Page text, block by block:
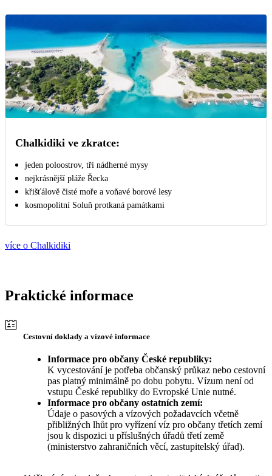
Chalkidiki ve zkratce:
jeden poloostrov, tři nádherné mysy
nejkrásnější pláže Řecka
křišťálově čisté moře a voňavé borové lesy
kosmopolitní Soluň protkaná památkami
více o Chalkidiki
Praktické informace
Cestovní doklady a vízové informace
Informace pro občany České republiky:
K vycestování je potřeba občanský průkaz nebo cestovní
pas platný minimálně po dobu pobytu. Vízum není od
vstupu České republiky do Evropské Unie nutné.
Informace pro občany ostatních zemí:
Údaje o pasových a vízových požadavcích včetně
přibližných lhůt pro vyřízení víz pro občany třetích zemí
jsou k dispozici u příslušných úřadů třetí země
(ministerstvo zahraničních věcí, zastupitelský úřad).